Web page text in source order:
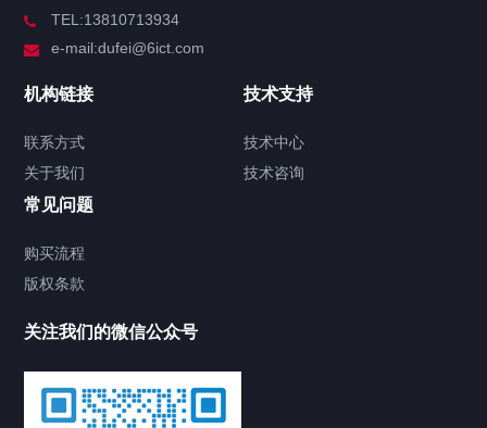
TEL:13810713934
e-mail:dufei@6ict.com
机构链接
联系方式
关于我们
技术支持
技术中心
技术咨询
常见问题
购买流程
版权条款
关注我们的微信公众号